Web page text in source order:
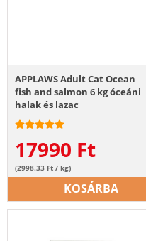
APPLAWS Adult Cat Ocean
fish and salmon 6 kg óceáni
halak és lazac
17990 Ft
(2998.33 Ft / kg)
KOSÁRBA